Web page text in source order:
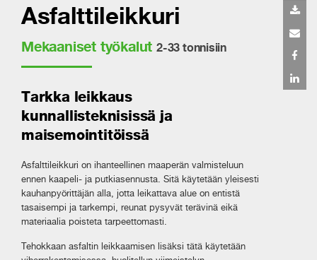
Asfalttileikkuri
Mekaaniset työkalut 2-33 tonnisiin
Tarkka leikkaus
kunnallisteknisissä ja
maisemointitöissä
Asfalttileikkuri on ihanteellinen maaperän valmisteluun
ennen kaapeli- ja putkiasennusta. Sitä käytetään yleisesti
kauhanpyörittäjän alla, jotta leikattava alue on entistä
tasaisempi ja tarkempi, reunat pysyvät terävinä eikä
materiaalia poisteta tarpeettomasti.
Tehokkaan asfaltin leikkaamisen lisäksi tätä käytetään